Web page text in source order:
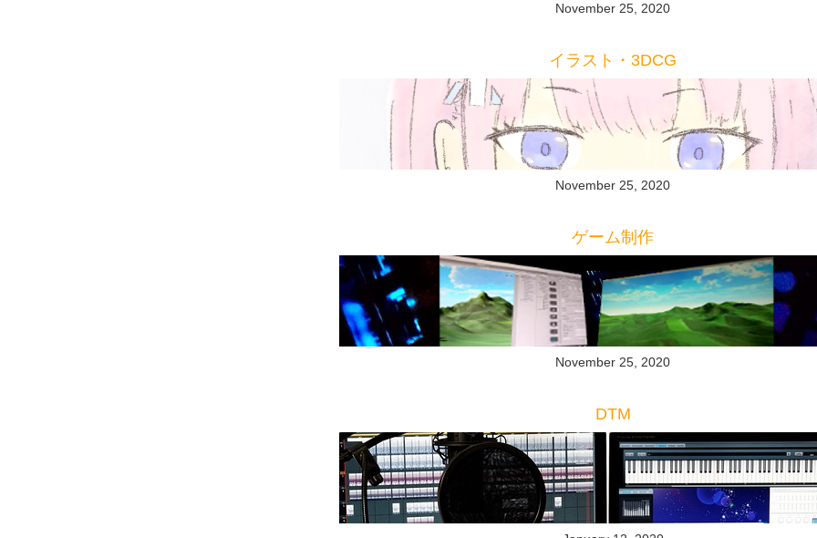
November 25, 2020
イラスト・3DCG
November 25, 2020
ゲーム制作
November 25, 2020
DTM